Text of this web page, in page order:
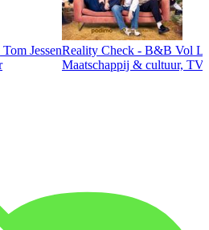
JessenReality Check - B&B Vol
Maatschappij & cultuur,